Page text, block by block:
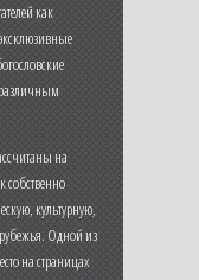
как
на
собственно
культурную,
Одной из
на страницах